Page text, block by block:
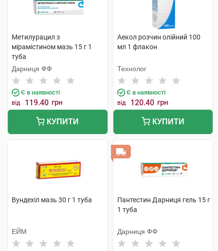
Метилурацил з
мірамістином мазь 15 г 1
туба
Дарниця ФФ
Є в наявності
від 119.40 грн
КУПИТИ
Аекол розчин олійний 100
мл 1 флакон
Технолог
Є в наявності
від 120.40 грн
КУПИТИ
Вундехіл мазь 30 г 1 туба
ЕЙМ
Пантестин Дарниця гель 15 г
1 туба
Дарниця ФФ